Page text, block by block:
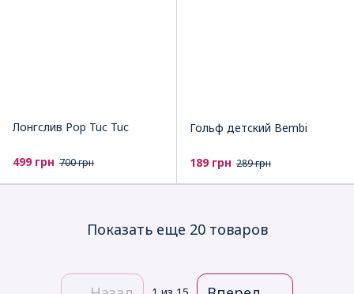
Лонгслив Pop Tuc Tuc
499 грн 700 грн
Гольф детский Bembi
189 грн 289 грн
Показать еще 20 товаров